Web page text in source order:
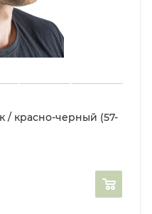
/ красно-черный (57-